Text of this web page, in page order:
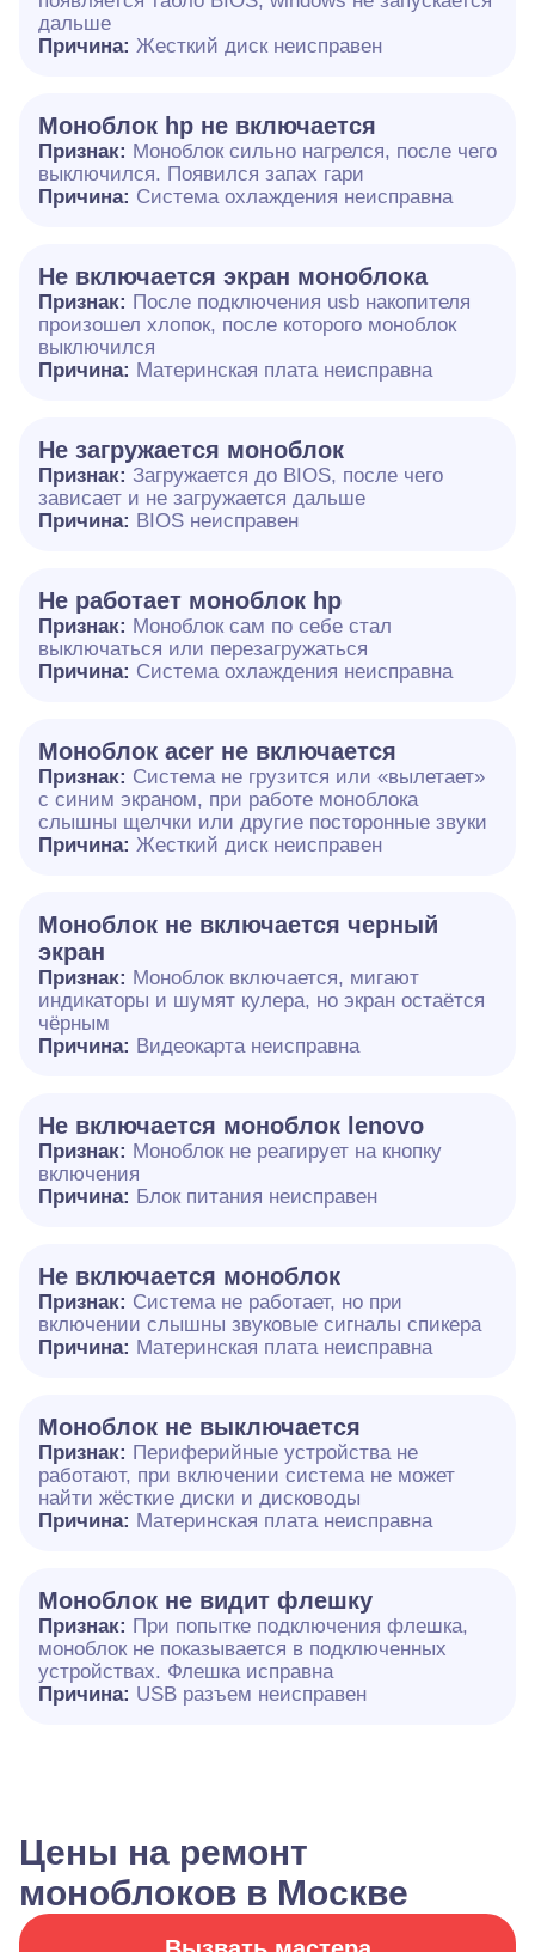
дальше
Причина: Жесткий диск неисправен
Моноблок hp не включается
Признак: Моноблок сильно нагрелся, после чего
выключился. Появился запах гари
Причина: Система охлаждения неисправна
Не включается экран моноблока
Признак: После подключения usb накопителя
произошел хлопок, после которого моноблок
выключился
Причина: Материнская плата неисправна
Не загружается моноблок
Признак: Загружается до BIOS, после чего
зависает и не загружается дальше
Причина: BIOS неисправен
Не работает моноблок hp
Признак: Моноблок сам по себе стал
выключаться или перезагружаться
Причина: Система охлаждения неисправна
Моноблок acer не включается
Признак: Система не грузится или «вылетает»
с синим экраном, при работе моноблока
слышны щелчки или другие посторонные звуки
Причина: Жесткий диск неисправен
Моноблок не включается черный
экран
Признак: Моноблок включается, мигают
индикаторы и шумят кулера, но экран остаётся
чёрным
Причина: Видеокарта неисправна
Не включается моноблок lenovo
Признак: Моноблок не реагирует на кнопку
включения
Причина: Блок питания неисправен
Не включается моноблок
Признак: Система не работает, но при
включении слышны звуковые сигналы спикера
Причина: Материнская плата неисправна
Моноблок не выключается
Признак: Периферийные устройства не
работают, при включении система не может
найти жёсткие диски и дисководы
Причина: Материнская плата неисправна
Моноблок не видит флешку
Признак: При попытке подключения флешка,
моноблок не показывается в подключенных
устройствах. Флешка исправна
Причина: USB разъем неисправен
Цены на ремонт
моноблоков в Москве